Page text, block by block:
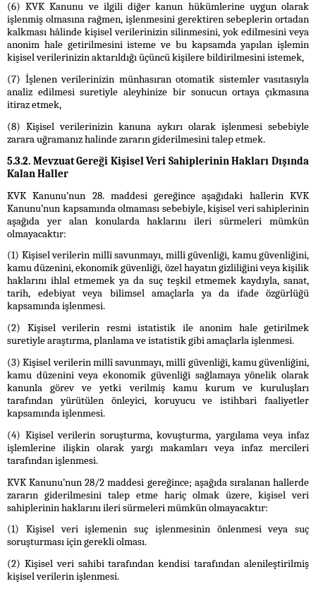
(6) KVK Kanunu ve ilgili diğer kanun hükümlerine uygun olarak
işlenmiş olmasına rağmen, işlenmesini gerektiren sebeplerin ortadan
kalkması hâlinde kişisel verilerinizin silinmesini, yok edilmesini veya
anonim hale getirilmesini isteme ve bu kapsamda yapılan işlemin
kişisel verilerinizin aktarıldığı üçüncü kişilere bildirilmesini istemek,
(7) İşlenen verilerinizin münhasıran otomatik sistemler vasıtasıyla
analiz edilmesi suretiyle aleyhinize bir sonucun ortaya çıkmasına
itiraz etmek,
(8) Kişisel verilerinizin kanuna aykırı olarak işlenmesi sebebiyle
zarara uğramanız halinde zararın giderilmesini talep etmek.
5.3.2. Mevzuat Gereği Kişisel Veri Sahiplerinin Hakları Dışında
Kalan Haller
KVK Kanunu’nun 28. maddesi gereğince aşağıdaki hallerin KVK
Kanunu’nun kapsamında olmaması sebebiyle, kişisel veri sahiplerinin
aşağıda yer alan konularda haklarını ileri sürmeleri mümkün
olmayacaktır:
(1) Kişisel verilerin millî savunmayı, millî güvenliği, kamu güvenliğini,
kamu düzenini, ekonomik güvenliği, özel hayatın gizliliğini veya kişilik
haklarını ihlal etmemek ya da suç teşkil etmemek kaydıyla, sanat,
tarih, edebiyat veya bilimsel amaçlarla ya da ifade özgürlüğü
kapsamında işlenmesi.
(2) Kişisel verilerin resmi istatistik ile anonim hale getirilmek
suretiyle araştırma, planlama ve istatistik gibi amaçlarla işlenmesi.
(3) Kişisel verilerin millî savunmayı, millî güvenliği, kamu güvenliğini,
kamu düzenini veya ekonomik güvenliği sağlamaya yönelik olarak
kanunla görev ve yetki verilmiş kamu kurum ve kuruluşları
tarafından yürütülen önleyici, koruyucu ve istihbari faaliyetler
kapsamında işlenmesi.
(4) Kişisel verilerin soruşturma, kovuşturma, yargılama veya infaz
işlemlerine ilişkin olarak yargı makamları veya infaz mercileri
tarafından işlenmesi.
KVK Kanunu’nun 28/2 maddesi gereğince; aşağıda sıralanan hallerde
zararın giderilmesini talep etme hariç olmak üzere, kişisel veri
sahiplerinin haklarını ileri sürmeleri mümkün olmayacaktır:
(1) Kişisel veri işlemenin suç işlenmesinin önlenmesi veya suç
soruşturması için gerekli olması.
(2) Kişisel veri sahibi tarafından kendisi tarafından alenileştirilmiş
kişisel verilerin işlenmesi.